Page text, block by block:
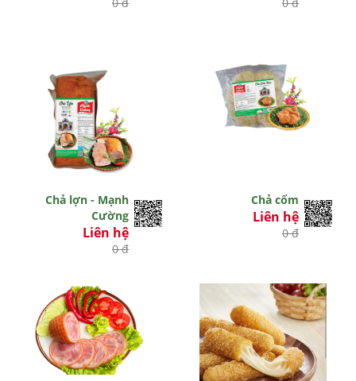
Chả lợn - Mạnh
Cường
Liên hệ
0 đ
Chả cốm
Liên hệ
0 đ